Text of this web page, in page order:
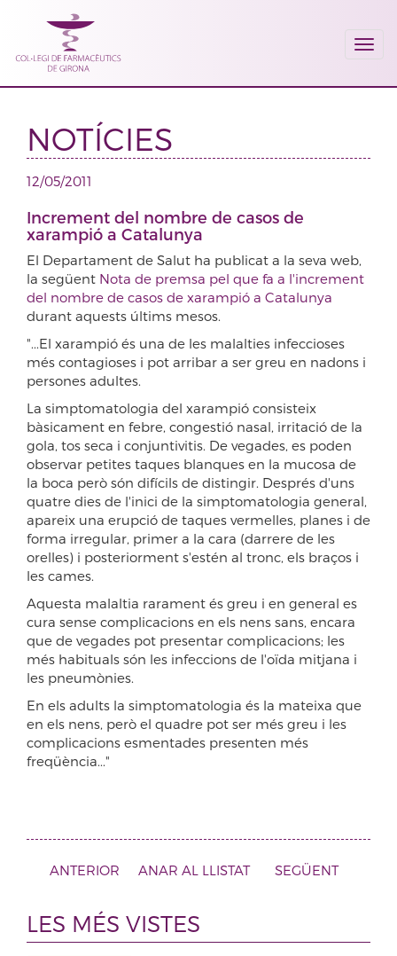
NOTÍCIES
12/05/2011
Increment del nombre de casos de
xarampió a Catalunya
El Departament de Salut ha publicat a la seva web,
la següent Nota de premsa pel que fa a l'increment
del nombre de casos de xarampió a Catalunya
durant aquests últims mesos.
"...El xarampió és una de les malalties infeccioses
més contagioses i pot arribar a ser greu en nadons i
persones adultes.
La simptomatologia del xarampió consisteix
bàsicament en febre, congestió nasal, irritació de la
gola, tos seca i conjuntivitis. De vegades, es poden
observar petites taques blanques en la mucosa de
la boca però són difícils de distingir. Després d'uns
quatre dies de l'inici de la simptomatologia general,
apareix una erupció de taques vermelles, planes i de
forma irregular, primer a la cara (darrere de les
orelles) i posteriorment s'estén al tronc, els braços i
les cames.
Aquesta malaltia rarament és greu i en general es
cura sense complicacions en els nens sans, encara
que de vegades pot presentar complicacions; les
més habituals són les infeccions de l'oïda mitjana i
les pneumònies.
En els adults la simptomatologia és la mateixa que
en els nens, però el quadre pot ser més greu i les
complicacions esmentades presenten més
freqüència..."
ANTERIOR ANAR AL LLISTAT SEGÜENT
LES MÉS VISTES